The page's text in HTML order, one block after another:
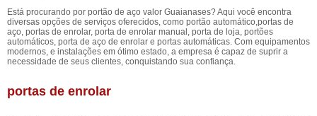
Está procurando por portão de aço valor Guaianases? Aqui você encontra
diversas opções de serviços oferecidos, como portão automático,portas de
aço, portas de enrolar, porta de enrolar manual, porta de loja, portões
automáticos, porta de aço de enrolar e portas automáticas. Com equipamentos
modernos, e instalações em ótimo estado, a empresa é capaz de suprir a
necessidade de seus clientes, conquistando sua confiança.
portas de enrolar